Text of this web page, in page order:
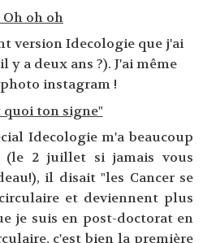
Oh oh oh
version Idecologie que j'ai
y a deux ans ?). J'ai même
instagram !
quoi ton signe"
Idecologie m'a beaucoup
(le 2 juillet si jamais vous
il disait "les Cancer se
et deviennent plus
je suis en post-doctorat en
c'est bien la première